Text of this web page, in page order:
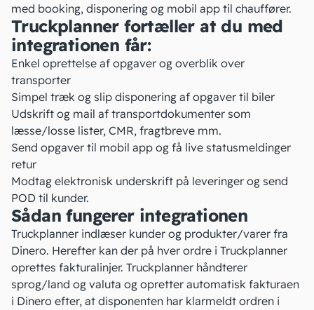
med booking, disponering og mobil app til chauffører.
Truckplanner fortæller at du med
integrationen får:
Enkel oprettelse af opgaver og overblik over
transporter
Simpel træk og slip disponering af opgaver til biler
Udskrift og mail af transportdokumenter som
læsse/losse lister, CMR, fragtbreve mm.
Send opgaver til mobil app og få live statusmeldinger
retur
Modtag elektronisk underskrift på leveringer og send
POD til kunder.
Sådan fungerer integrationen
Truckplanner indlæser kunder og produkter/varer fra
Dinero. Herefter kan der på hver ordre i Truckplanner
oprettes fakturalinjer. Truckplanner håndterer
sprog/land og valuta og opretter automatisk fakturaen
i Dinero efter, at disponenten har klarmeldt ordren i